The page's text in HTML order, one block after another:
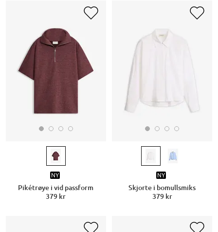
NY
Pikétrøye i vid passform
379 kr
NY
Skjorte i bomullsmiks
379 kr